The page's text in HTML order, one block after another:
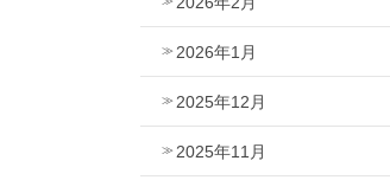
2026年1月
2025年12月
2025年11月